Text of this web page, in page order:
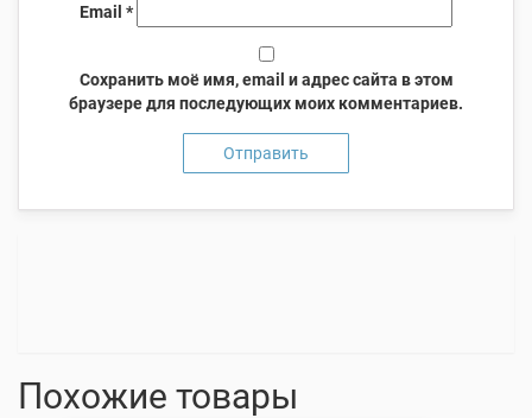
Email *
Сохранить моё имя, email и адрес сайта в этом
браузере для последующих моих комментариев.
Похожие товары